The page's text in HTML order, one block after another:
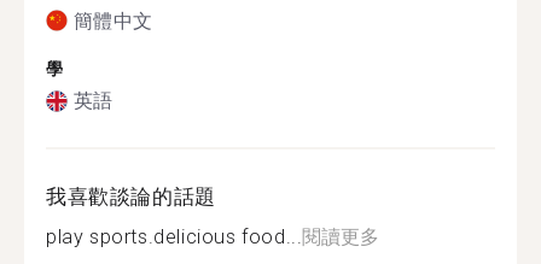
簡體中文
學
英語
我喜歡談論的話題
play sports.delicious food...閱讀更多